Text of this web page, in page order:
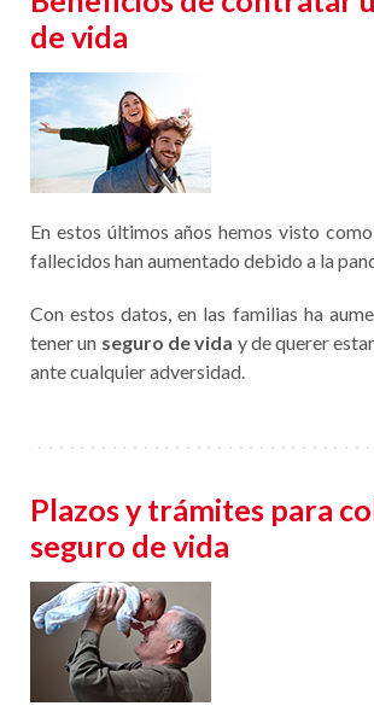
de vida
En estos últimos años hemos visto
fallecidos han aumentado debido a la
Con estos datos, en las familias ha
tener un seguro de vida y de querer
ante cualquier adversidad.
Plazos y trámites para
seguro de vida